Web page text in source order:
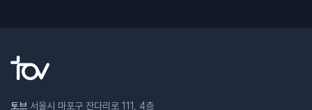
토브 서울시 마포구 잔다리로 111, 4층